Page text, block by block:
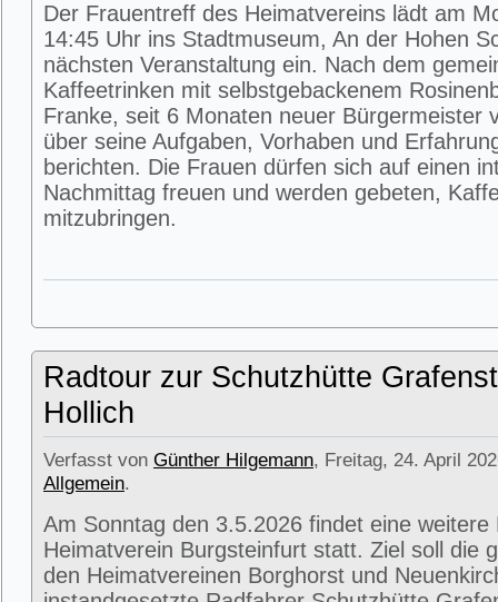
Der Frauentreff des Heimatvereins lädt am
14:45 Uhr ins Stadtmuseum, An der Hohen
nächsten Veranstaltung ein. Nach dem
Kaffeetrinken mit selbstgebackenem
Franke, seit 6 Monaten neuer Bürgermeister
über seine Aufgaben, Vorhaben und
berichten. Die Frauen dürfen sich auf einen
Nachmittag freuen und werden gebeten,
mitzubringen.
Radtour zur Schutzhütte
Hollich
Verfasst von Günther Hilgemann, Freitag, 24. April
Allgemein.
Am Sonntag den 3.5.2026 findet eine weitere
Heimatverein Burgsteinfurt statt. Ziel soll die
den Heimatvereinen Borghorst und